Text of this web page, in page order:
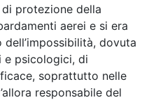
protezione della
aerei e si era
dovuta
e psicologici, di
soprattutto nelle
responsabile del